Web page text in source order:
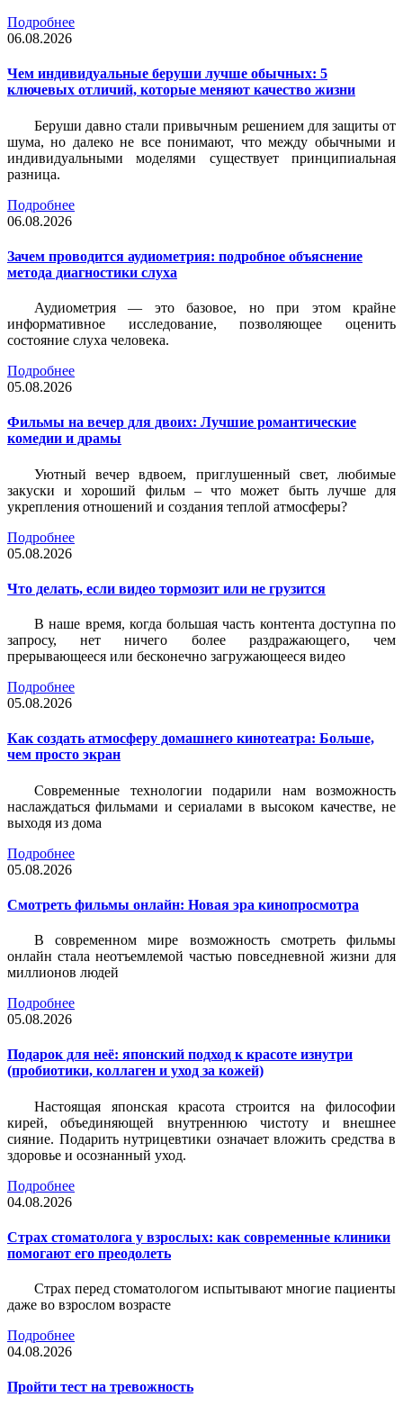
Подробнее
06.08.2026
Чем индивидуальные беруши лучше обычных: 5
ключевых отличий, которые меняют качество жизни
Беруши давно стали привычным решением для защиты от
шума, но далеко не все понимают, что между обычными и
индивидуальными моделями существует принципиальная
разница.
Подробнее
06.08.2026
Зачем проводится аудиометрия: подробное объяснение
метода диагностики слуха
Аудиометрия — это базовое, но при этом крайне
информативное исследование, позволяющее оценить
состояние слуха человека.
Подробнее
05.08.2026
Фильмы на вечер для двоих: Лучшие романтические
комедии и драмы
Уютный вечер вдвоем, приглушенный свет, любимые
закуски и хороший фильм – что может быть лучше для
укрепления отношений и создания теплой атмосферы?
Подробнее
05.08.2026
Что делать, если видео тормозит или не грузится
В наше время, когда большая часть контента доступна по
запросу, нет ничего более раздражающего, чем
прерывающееся или бесконечно загружающееся видео
Подробнее
05.08.2026
Как создать атмосферу домашнего кинотеатра: Больше,
чем просто экран
Современные технологии подарили нам возможность
наслаждаться фильмами и сериалами в высоком качестве, не
выходя из дома
Подробнее
05.08.2026
Смотреть фильмы онлайн: Новая эра кинопросмотра
В современном мире возможность смотреть фильмы
онлайн стала неотъемлемой частью повседневной жизни для
миллионов людей
Подробнее
05.08.2026
Подарок для неё: японский подход к красоте изнутри
(пробиотики, коллаген и уход за кожей)
Настоящая японская красота строится на философии
кирей, объединяющей внутреннюю чистоту и внешнее
сияние. Подарить нутрицевтики означает вложить средства в
здоровье и осознанный уход.
Подробнее
04.08.2026
Страх стоматолога у взрослых: как современные клиники
помогают его преодолеть
Страх перед стоматологом испытывают многие пациенты
даже во взрослом возрасте
Подробнее
04.08.2026
Пройти тест на тревожность